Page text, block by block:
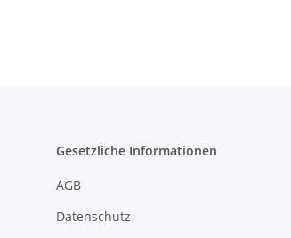
Gesetzliche Informationen
AGB
Datenschutz